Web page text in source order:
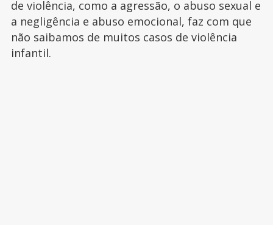
de violência, como a agressão, o abuso sexual e
a negligência e abuso emocional, faz com que
não saibamos de muitos casos de violência
infantil.